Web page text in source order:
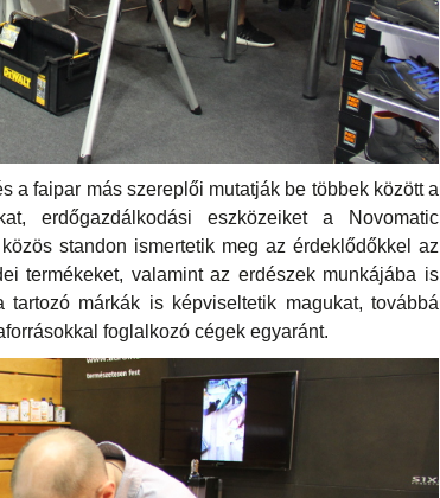
a faipar más szereplői mutatják be többek között a
erdőgazdálkodási eszközeiket a Novomatic
standon ismertetik meg az érdeklődőkkel az
termékeket, valamint az erdészek munkájába is
márkák is képviseltetik magukat, továbbá
foglalkozó cégek egyaránt.